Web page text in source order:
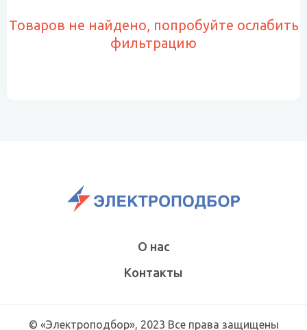
Товаров не найдено, попробуйте ослабить
фильтрацию
О нас
Контакты
© «Электроподбор», 2023 Все права защищены